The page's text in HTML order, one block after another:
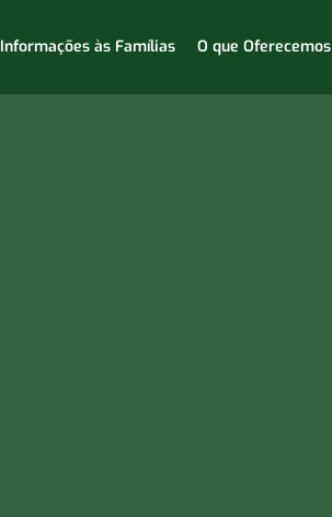
Informações às Famílias O que Oferecemos